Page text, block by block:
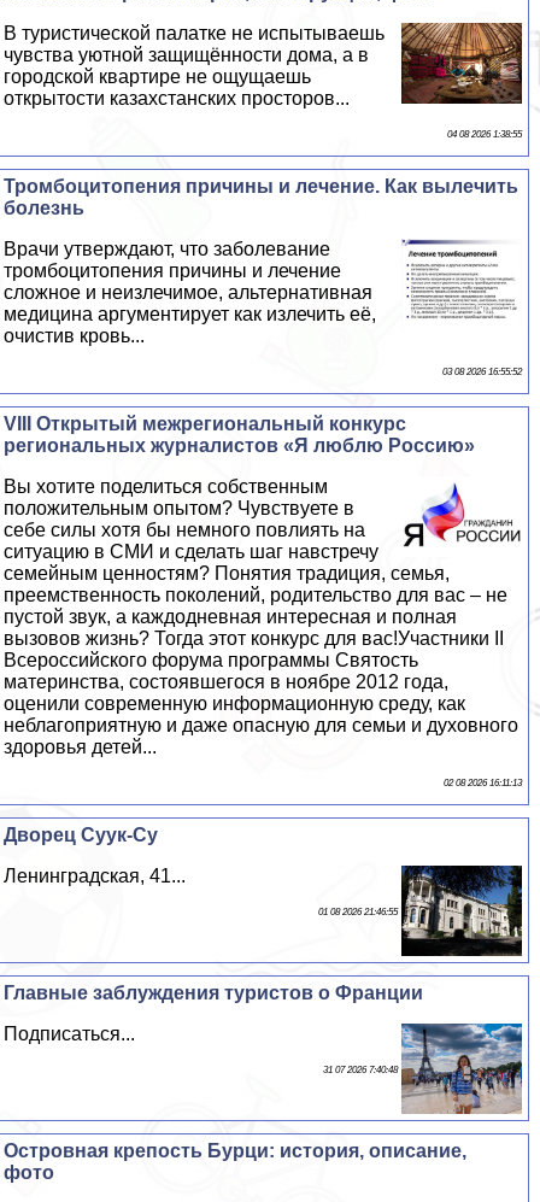
В туристической палатке не испытываешь
чувства уютной защищённости дома, а в
городской квартире не ощущаешь
открытости казахстанских просторов...
04 08 2026 1:38:55
Тромбоцитопения причины и лечение. Как вылечить
болезнь
Врачи утверждают, что заболевание
тромбоцитопения причины и лечение
сложное и неизлечимое, альтернативная
медицина аргументирует как излечить её,
очистив кровь...
03 08 2026 16:55:52
VIII Открытый межрегиональный конкурс
региональных журналистов «Я люблю Россию»
Вы хотите поделиться собственным
положительным опытом? Чувствуете в
себе силы хотя бы немного повлиять на
ситуацию в СМИ и сделать шаг навстречу
семейным ценностям? Понятия традиция, семья,
преемственность поколений, родительство для вас – не
пустой звук, а каждодневная интересная и полная
вызовов жизнь? Тогда этот конкурс для вас!Участники II
Всероссийского форума программы Святость
материнства, состоявшегося в ноябре 2012 года,
оценили современную информационную среду, как
нeблагоприятную и даже опасную для семьи и духовного
здоровья детей...
02 08 2026 16:11:13
Дворец Суук-Су
Ленинградская, 41...
01 08 2026 21:46:55
Главные заблуждения туристов о Франции
Подписаться...
31 07 2026 7:40:48
Островная крепость Бурци: история, описание,
фото